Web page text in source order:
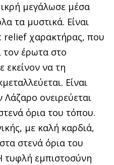
μεγάλωσε μέσα
τα μυστικά. Είναι
relief χαρακτήρας, που
τον έρωτα στο
να τη
Είναι
ονειρεύεται
όρια του τόπου.
με καλή καρδιά,
στενά όρια του
τυφλή εμπιστοσύνη